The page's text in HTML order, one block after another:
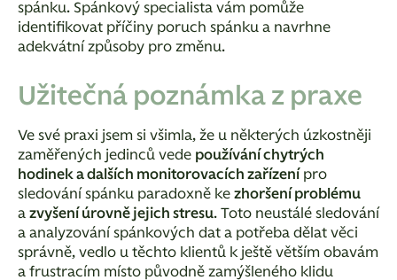
spánku. Spánkový specialista vám pomůže
identifikovat příčiny poruch spánku a navrhne
adekvátní způsoby pro změnu.
Užitečná poznámka z praxe
Ve své praxi jsem si všimla, že u některých úzkostněji
zaměřených jedinců vede používání chytrých
hodinek a dalších monitorovacích zařízení pro
sledování spánku paradoxně ke zhoršení problému
a zvyšení úrovně jejich stresu. Toto neustálé sledování
a analyzování spánkových dat a potřeba dělat věci
správně, vedlo u těchto klientů k ještě větším obavám
a frustracím místo původně zamýšleného klidu